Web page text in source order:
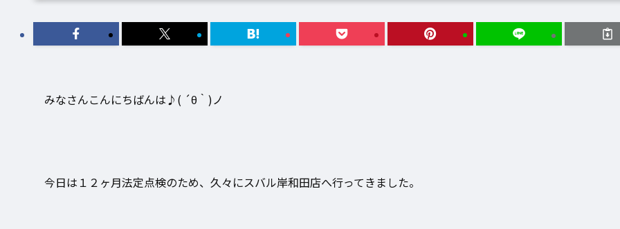
みなさんこんにちばんは♪( ´θ｀)ノ
今日は１２ヶ月法定点検のため、久々にスバル岸和田店へ行ってきました。